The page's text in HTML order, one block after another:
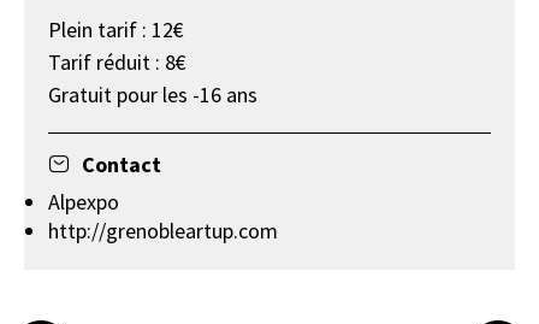
Plein tarif : 12€
Tarif réduit : 8€
Gratuit pour les -16 ans
Contact
Alpexpo
http://grenobleartup.com